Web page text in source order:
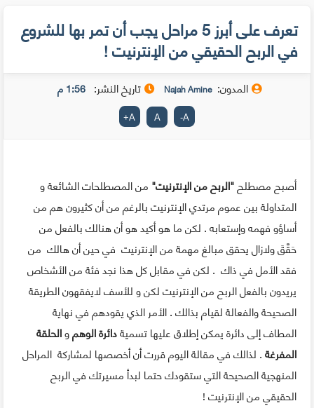
تعرف على أبرز 5 مراحل يجب أن تمر بها للشروع
في الربح الحقيقي من الإنترنيت !
المدون: Najah Amine تاريخ النشر: 1:56 م
A
-
A
A
+
أصبح مصطلح"الربح من الإنترنيت"من المصطلحات الشائعة و
المتداولة بين عموم مرتدي الإنترنيت بالرغم من أن كثيرون هم من
أساؤو فهمه وإستعابه . لكن ما هو أكيد هو أن هنالك بالفعل من
حَقَّقَ ولازال يحقق مبالغ مهمة من الإنترنيت في حين أن هالك من
فقد الأمل في ذاك . لكن في مقابل كل هذا نجد فئة من الأشخاص
يريدون بالفعل الربح من الإنترنيت لكن و للأسف لايفقهون الطريقة
الصحيحة والفعالة لقيام بذالك . الأمر الذي يقودهم في نهاية
المطاف إلى دائرة يمكن إطلاق عليها تسميةدائرة الوهموالحلقة
المفرغة. لذالك في مقالة اليوم قررت أن أخصصها لمشاركة المراحل
المنهجية الصحيحة التي ستقودك حتما لبدأ مسيرتك في الربح
الحقيقي من الإنترنيت !